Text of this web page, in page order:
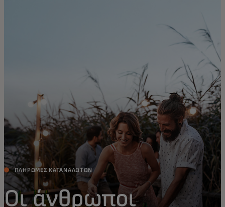
Για καινοτόμους
Νέα και τάσεις
ΠΛΗΡΩΜΕΣ ΚΑΤΑΝΑΛΩΤΩΝ
Οι άνθρωποι